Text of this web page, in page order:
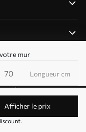
mur
Longueur cm
Afficher le prix
aux cookies
push
Exploité par
PL9223057591.